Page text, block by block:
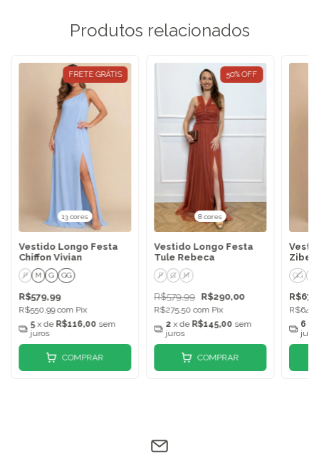
Produtos relacionados
FRETE GRÁTIS
13 cores
Vestido Longo Festa
Chiffon Vivian
P M G GG
R$579,99
R$550,99com Pix
5 x de R$116,00 sem
juros
COMPRAR
50%OFF
8 cores
Vestido Longo Festa
Tule Rebeca
P G M
R$579,99 R$290,00
R$275,50com Pix
2 x de R$145,00 sem
juros
COMPRAR
GG
6